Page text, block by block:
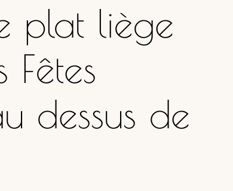
plat liège
Fêtes
dessus de